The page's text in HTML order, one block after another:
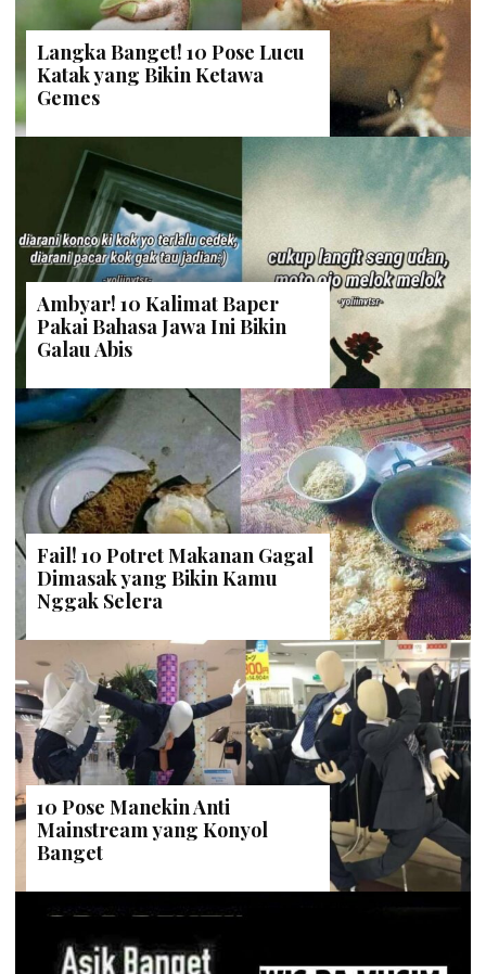
Langka Banget! 10 Pose Lucu
Katak yang Bikin Ketawa
Gemes
Ambyar! 10 Kalimat Baper
Pakai Bahasa Jawa Ini Bikin
Galau Abis
Fail! 10 Potret Makanan Gagal
Dimasak yang Bikin Kamu
Nggak Selera
10 Pose Manekin Anti
Mainstream yang Konyol
Banget